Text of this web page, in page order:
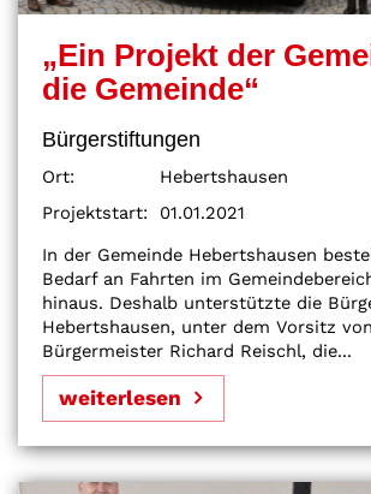
„Ein Projekt der
die Gemeinde“
Bürgerstiftungen
Ort:
Hebertshausen
Projektstart:
01.01.2021
In der Gemeinde Hebertshausen
Bedarf an Fahrten im
hinaus. Deshalb unterstützte die
Hebertshausen, unter dem Vorsitz von
Bürgermeister Richard Reischl, die...
weiterlesen